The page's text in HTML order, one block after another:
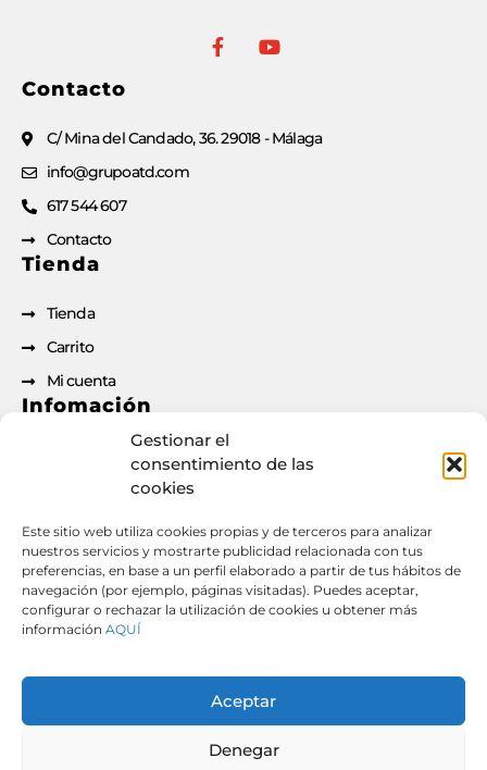
Gestionar el
consentimiento de las
cookies
Este sitio web utiliza cookies propias y de terceros para analizar
nuestros servicios y mostrarte publicidad relacionada con tus
preferencias, en base a un perfil elaborado a partir de tus hábitos de
navegación (por ejemplo, páginas visitadas). Puedes aceptar,
configurar o rechazar la utilización de cookies u obtener más
información AQUÍ
Aceptar
Denegar
Contacto
C/ Mina del Candado, 36. 29018 - Málaga
info@grupoatd.com
617 544 607
Contacto
Tienda
Tienda
Carrito
Mi cuenta
Infomación
Política de privacidad
Política de cookies
Condiciones de contratación
Documento de desistimiento
contrato o pedido a través de esta web, puedes
ejercer tu derecho de desistimiento desde aquí.
[Desistir del contrato aquí] [Descargar PDF de
desistimiento